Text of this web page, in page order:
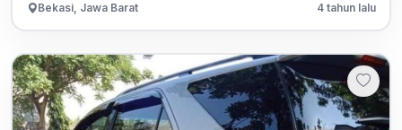
Bekasi, Jawa Barat 4 tahun lalu